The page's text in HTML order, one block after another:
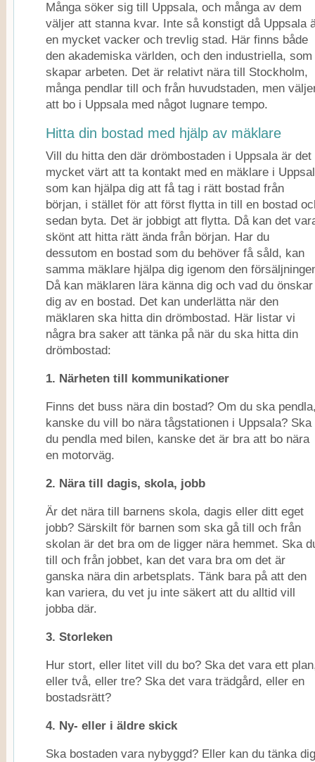
Många söker sig till Uppsala, och många av dem
väljer att stanna kvar. Inte så konstigt då Uppsala
en mycket vacker och trevlig stad. Här finns både
den akademiska världen, och den industriella, som
skapar arbeten. Det är relativt nära till Stockholm,
många pendlar till och från huvudstaden, men
att bo i Uppsala med något lugnare tempo.
Hitta din bostad med hjälp av mäklare
Vill du hitta den där drömbostaden i Uppsala är det
mycket värt att ta kontakt med en mäklare i
som kan hjälpa dig att få tag i rätt bostad från
början, i stället för att först flytta in till en bostad
sedan byta. Det är jobbigt att flytta. Då kan det
skönt att hitta rätt ända från början. Har du
dessutom en bostad som du behöver få såld, kan
samma mäklare hjälpa dig igenom den
Då kan mäklaren lära känna dig och vad du önskar
dig av en bostad. Det kan underlätta när den
mäklaren ska hitta din drömbostad. Här listar vi
några bra saker att tänka på när du ska hitta din
drömbostad:
1. Närheten till kommunikationer
Finns det buss nära din bostad? Om du ska
kanske du vill bo nära tågstationen i Uppsala? Ska
du pendla med bilen, kanske det är bra att bo nära
en motorväg.
2. Nära till dagis, skola, jobb
Är det nära till barnens skola, dagis eller ditt eget
jobb? Särskilt för barnen som ska gå till och från
skolan är det bra om de ligger nära hemmet. Ska
till och från jobbet, kan det vara bra om det är
ganska nära din arbetsplats. Tänk bara på att den
kan variera, du vet ju inte säkert att du alltid vill
jobba där.
3. Storleken
Hur stort, eller litet vill du bo? Ska det vara ett
eller två, eller tre? Ska det vara trädgård, eller en
bostadsrätt?
4. Ny- eller i äldre skick
Ska bostaden vara nybyggd? Eller kan du tänka dig